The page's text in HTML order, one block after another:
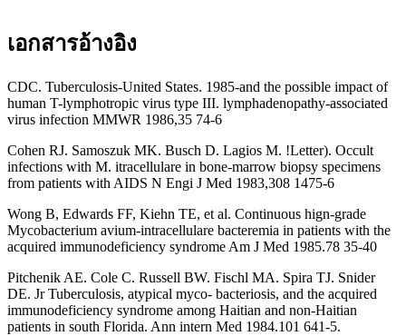
เอกสารอ้างอิง
CDC. Tuberculosis-United States. 1985-and the possible impact of
human T-lymphotropic virus type III. lymphadenopathy-associated
virus infection MMWR 1986,35 74-6
Cohen RJ. Samoszuk MK. Busch D. Lagios M. !Letter). Occult
infections with M. itracellulare in bone-marrow biopsy specimens
from patients with AIDS N Engi J Med 1983,308 1475-6
Wong B, Edwards FF, Kiehn TE, et al. Continuous hign-grade
Mycobacterium avium-intracellulare bacteremia in patients with the
acquired immunodeficiency syndrome Am J Med 1985.78 35-40
Pitchenik AE. Cole C. Russell BW. Fischl MA. Spira TJ. Snider
DE. Jr Tuberculosis, atypical myco- bacteriosis, and the acquired
immunodeficiency syndrome among Haitian and non-Haitian
patients in south Florida. Ann intern Med 1984.101 641-5.